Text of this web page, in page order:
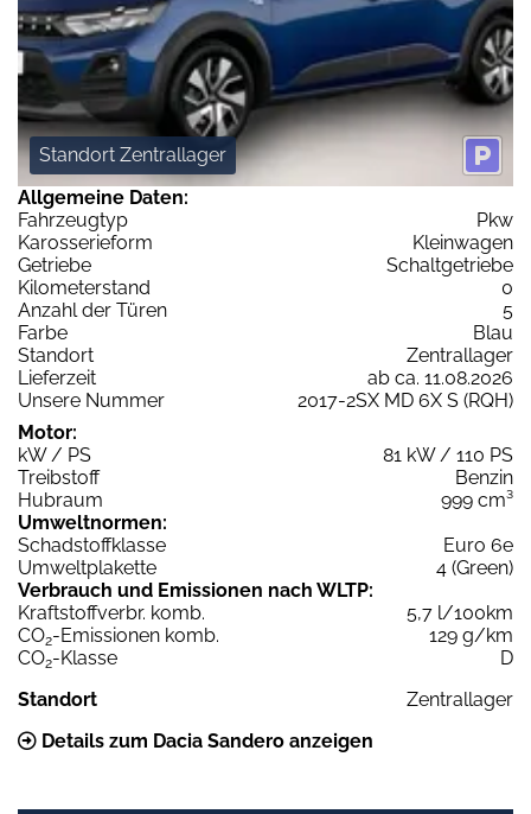
Standort Zentrallager
Allgemeine Daten:
Fahrzeugtyp
Pkw
Karosserieform
Kleinwagen
Getriebe
Schaltgetriebe
Kilometerstand
0
Anzahl der Türen
5
Farbe
Blau
Standort
Zentrallager
Lieferzeit
ab ca. 11.08.2026
Unsere Nummer
2017-2SX MD 6X S (RQH)
Motor:
kW / PS
81 kW / 110 PS
Treibstoff
Benzin
Hubraum
999 cm³
Umweltnormen:
Schadstoffklasse
Euro 6e
Umweltplakette
4 (Green)
Verbrauch und Emissionen nach WLTP:
Kraftstoffverbr. komb.
5,7 l/100km
CO2-Emissionen komb.
129 g/km
CO2-Klasse
D
Standort
Zentrallager
Details zum Dacia Sandero anzeigen